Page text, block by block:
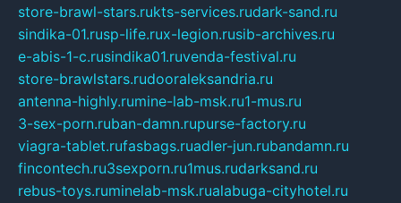
store-brawl-stars.rukts-services.rudark-sand.ru
sindika-01.rusp-life.rux-legion.rusib-archives.ru
e-abis-1-c.rusindika01.ruvenda-festival.ru
store-brawlstars.rudooraleksandria.ru
antenna-highly.rumine-lab-msk.ru1-mus.ru
3-sex-porn.ruban-damn.rupurse-factory.ru
viagra-tablet.rufasbags.ruadler-jun.rubandamn.ru
fincontech.ru3sexporn.ru1mus.rudarksand.ru
rebus-toys.ruminelab-msk.rualabuga-cityhotel.ru